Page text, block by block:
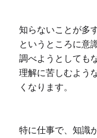
知らないことが多
というところに意
調べようとしても
理解に苦しむよう
くなります。
特に仕事で、知識